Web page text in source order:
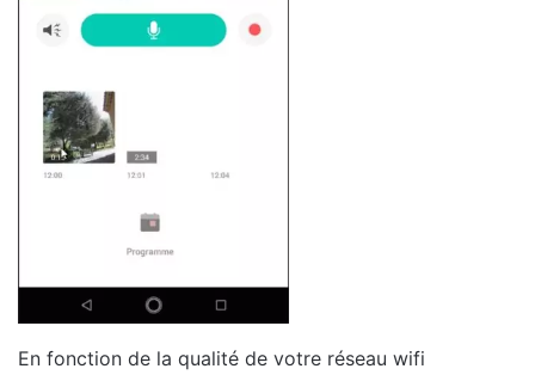
En fonction de la qualité de votre réseau wifi